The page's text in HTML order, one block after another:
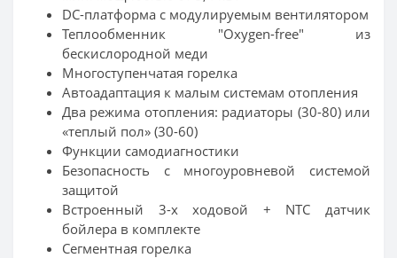
DC-платформа с модулируемым вентилятором
Теплообменник "Oxygen-free" из
бескислородной меди
Многоступенчатая горелка
Автоадаптация к малым системам отопления
Два режима отопления: радиаторы (30-80) или
«теплый пол» (30-60)
Функции самодиагностики
Безопасность с многоуровневой системой
защитой
Встроенный 3-х ходовой + NTC датчик
бойлера в комплекте
Сегментная горелка